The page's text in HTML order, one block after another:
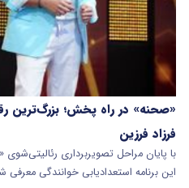
«صحنه» در راه پخش؛ بزرگ‌ترین
فرزاد فرزین
با پایان مراحل تصویربرداری
این برنامه استعدادیابی خوانندگی معرفی